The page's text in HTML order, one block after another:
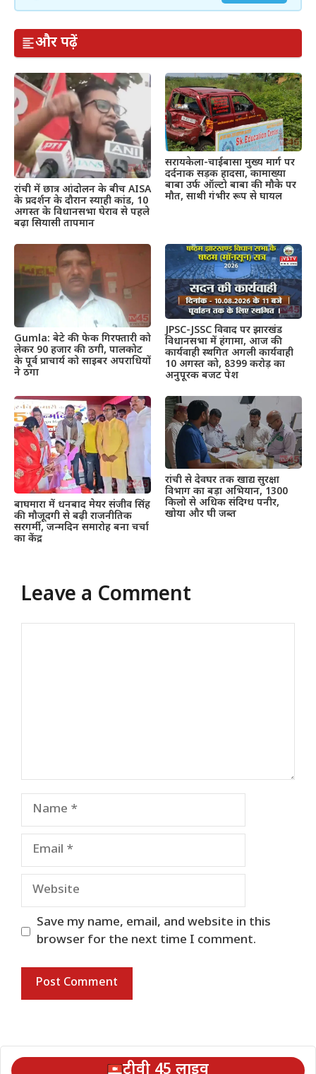
और पढ़ें
रांची में छात्र आंदोलन के बीच AISA
के प्रदर्शन के दौरान स्याही कांड, 10
अगस्त के विधानसभा घेराव से पहले
बढ़ा सियासी तापमान
सरायकेला-चाईबासा मुख्य मार्ग पर
दर्दनाक सड़क हादसा, कामाख्या
बाबा उर्फ ऑल्टो बाबा की मौके पर
मौत, साथी गंभीर रूप से घायल
Gumla: बेटे की फेक गिरफ्तारी को
लेकर 90 हजार की ठगी, पालकोट
के पूर्व प्राचार्य को साइबर अपराधियों
ने ठगा
JPSC-JSSC विवाद पर झारखंड
विधानसभा में हंगामा, आज की
कार्यवाही स्थगित अगली कार्यवाही
10 अगस्त को, 8399 करोड़ का
अनुपूरक बजट पेश
बाघमारा में धनबाद मेयर संजीव सिंह
की मौजूदगी से बढ़ी राजनीतिक
सरगर्मी, जन्मदिन समारोह बना चर्चा
का केंद्र
रांची से देवघर तक खाद्य सुरक्षा
विभाग का बड़ा अभियान, 1300
किलो से अधिक संदिग्ध पनीर,
खोया और घी जब्त
Leave a Comment
Name
Email
Website
Save my name, email, and website in this
browser for the next time I comment.